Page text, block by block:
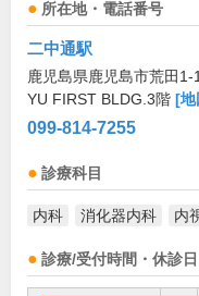
所在地・電話番号
二中通駅
鹿児島県鹿児島市荒田1-
YU FIRST BLDG.3階 [地
099-814-7255
診療科目
内科 消化器内科 内
診療/受付時間・休診日